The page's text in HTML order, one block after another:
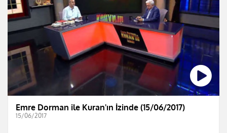
Emre Dorman ile Kuran'ın İzinde (15/06/2017)
15/06/2017